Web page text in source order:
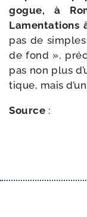
gogue, à
Lamentations
pas de
de fond »,
pas non plus
tique, mais
Source :